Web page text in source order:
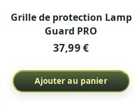
Grille de protection Lamp
Guard PRO
37,99 €
Ajouter au panier